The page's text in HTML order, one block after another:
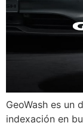
GeoWash es un
indexación en